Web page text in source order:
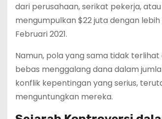
dari perusahaan, serikat pekerja,
mengumpulkan $22 juta dengan
Februari 2021.
Namun, pola yang sama tidak
bebas menggalang dana dalam
konflik kepentingan yang serius,
menguntungkan mereka.